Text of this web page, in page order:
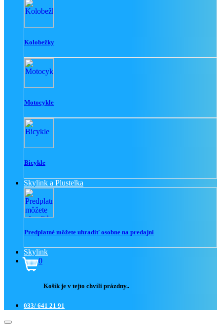
Kolobežky
Motocykle
Bicykle
Skylink a Plustelka
Predplatné môžete uhradiť osobne na predajni
Skylink
0
Košík je v tejto chvíli prázdny..
033/ 641 21 91